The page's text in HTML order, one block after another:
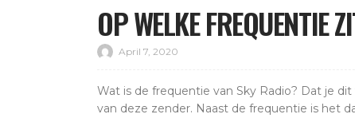
OP WELKE FREQUENTIE
April 7, 2020
Wat is de frequentie van Sky Radio? Dat je
van deze zender. Naast de frequentie is het